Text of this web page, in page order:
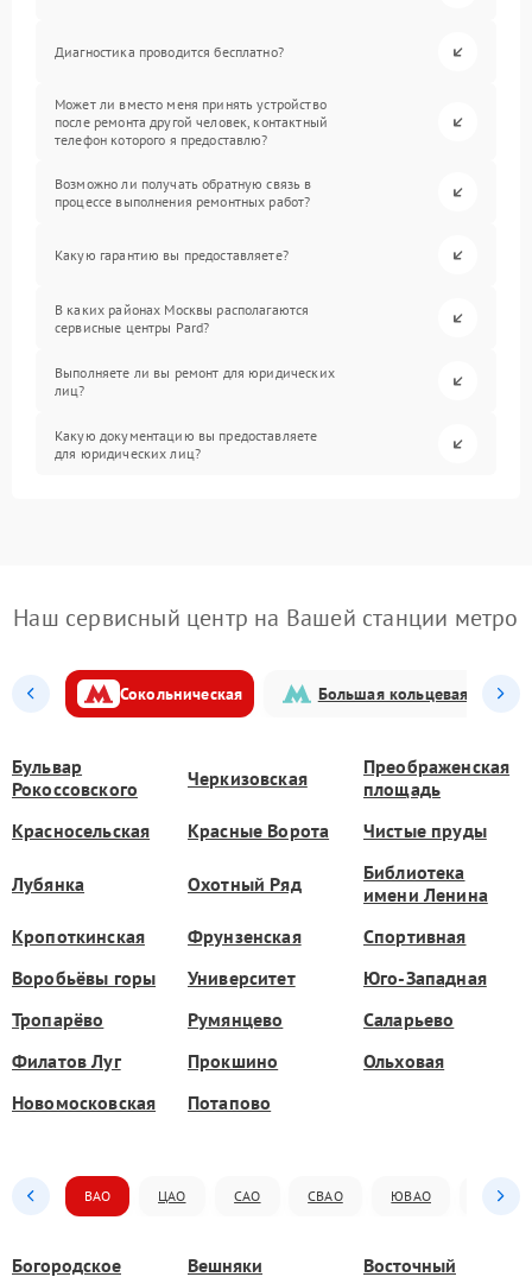
Диагностика проводится бесплатно?
Может ли вместо меня принять устройство
после ремонта другой человек, контактный
телефон которого я предоставлю?
Возможно ли получать обратную связь в
процессе выполнения ремонтных работ?
Какую гарантию вы предоставляете?
В каких районах Москвы располагаются
сервисные центры Pard?
Выполняете ли вы ремонт для юридических
лиц?
Какую документацию вы предоставляете
для юридических лиц?
Наш сервисный центр на Вашей станции метро
Сокольническая Большая кольцевая
Бульвар
Рокоссовского
Черкизовская
Преображенская
площадь
Красносельская
Красные Ворота Чистые пруды
Лубянка Охотный Ряд
Библиотека
имени Ленина
Кропоткинская
Фрунзенская
Спортивная
Воробьёвы горы
Университет
Юго-Западная
Тропарёво
Румянцево
Саларьево
Филатов Луг
Прокшино
Ольховая
Новомосковская
Потапово
ВАО ЦАО САО СВАО ЮВАО ЮАО
Богородское Вешняки Восточный